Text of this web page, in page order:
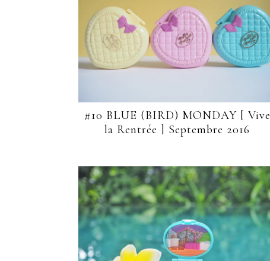
#10 BLUE (BIRD) MONDAY [ Vive
la Rentrée ] Septembre 2016